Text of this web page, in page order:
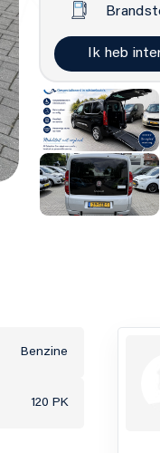
Adres
Boschdijk 878
5627 AB Eindhoven
Ik heb
Benzine
120 PK